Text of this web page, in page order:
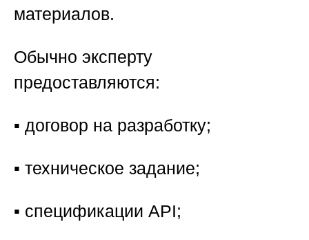
материалов.
Обычно эксперту
предоставляются:
▪️ договор на разработку;
▪️ техническое задание;
▪️ спецификации API;